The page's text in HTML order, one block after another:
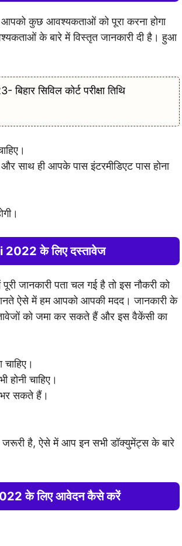
आपको कुछ आवश्यकताओं को पूरा करना होगा
के बारे में विस्तृत जानकारी दी है। हुआ
सिविल कोर्ट परीक्षा तिथि
साथ ही आपके पास इंटरमीडिएट पास होना
के लिए दस्तावेज
जानकारी पता चल गई है तो इस नौकरी को
ऐसे में हम आपको आपकी मदद। जानकारी के
को जमा कर सकते हैं और इस वैकेंसी का
चाहिए।
भर सकते हैं।
जरूरी है, ऐसे में आप इन सभी डॉक्युमेंट्स के बारे
के लिए आवेदन कैसे करें